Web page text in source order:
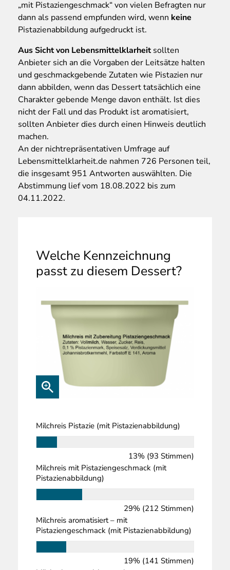
„mit Pistaziengeschmack“ von vielen Befragten nur
dann als passend empfunden wird, wenn keine
Pistazienabbildung aufgedruckt ist.
Aus Sicht von Lebensmittelklarheitsollten
Anbieter sich an die Vorgaben der Leitsätze halten
und geschmackgebende Zutaten wie Pistazien nur
dann abbilden, wenn das Dessert tatsächlich eine
Charakter gebende Menge davon enthält. Ist dies
nicht der Fall und das Produkt ist aromatisiert,
sollten Anbieter dies durch einen Hinweis deutlich
machen.
An der nichtrepräsentativen Umfrage auf
Lebensmittelklarheit.de nahmen 726 Personen teil,
die insgesamt 951 Antworten auswählten. Die
Abstimmung lief vom 18.08.2022 bis zum
04.11.2022.
Welche Kennzeichnung
passt zu diesem Dessert?
Milchreis Pistazie (mit Pistazienabbildung)
13% (93 Stimmen)
Milchreis mit Pistaziengeschmack (mit
Pistazienabbildung)
29% (212 Stimmen)
Milchreis aromatisiert – mit
Pistaziengeschmack (mit Pistazienabbildung)
19% (141 Stimmen)